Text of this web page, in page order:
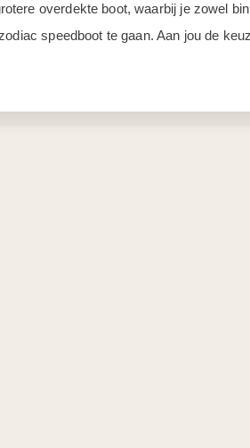
overdekte boot, waarbij je zowel
speedboot te gaan. Aan jou de